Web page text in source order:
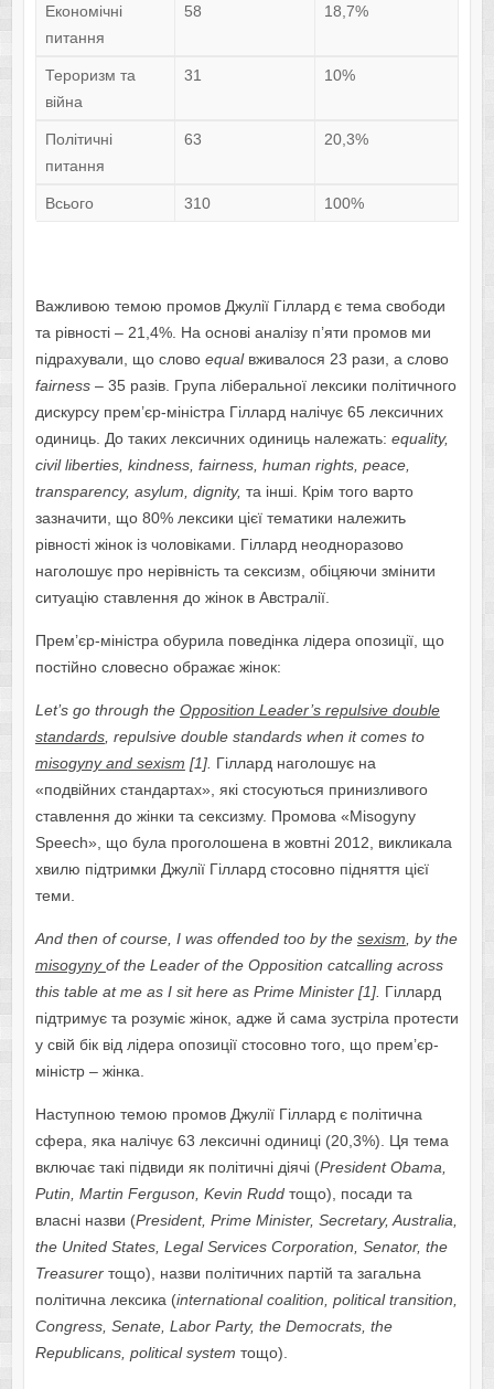
Економічні
питання
58 18,7%
Тероризм та
війна
31 10%
Політичні
питання
63 20,3%
Всього 310 100%
Важливою темою промов Джулії Гіллард є тема свободи
та рівності – 21,4%. На основі аналізу п’яти промов ми
підрахували, що слово equalвживалося 23 рази, а слово
fairness– 35 разів. Група ліберальної лексики політичного
дискурсу прем’єр-міністра Гіллард налічує 65 лексичних
одиниць. До таких лексичних одиниць належать: equality,
civil liberties, kindness, fairness, human rights, peace,
transparency, asylum, dignity, та інші. Крім того варто
зазначити, що 80% лексики цієї тематики належить
рівності жінок із чоловіками. Гіллард неодноразово
наголошує про нерівність та сексизм, обіцяючи змінити
ситуацію ставлення до жінок в Австралії.
Прем’єр-міністра обурила поведінка лідера опозиції, що
постійно словесно ображає жінок:
Let’s go through the Opposition Leader’s repulsive double
standards, repulsive double standards when it comes to
misogyny and sexism [1]. Гіллард наголошує на
«подвійних стандартах», які стосуються принизливого
ставлення до жінки та сексизму. Промова «Misogyny
Speech», що була проголошена в жовтні 2012, викликала
хвилю підтримки Джулії Гіллард стосовно підняття цієї
теми.
And then of course, I was offended too by the sexism, by the
misogynyof the Leader of the Opposition catcalling across
this table at me as I sit here as Prime Minister [1]. Гіллард
підтримує та розуміє жінок, адже й сама зустріла протести
у свій бік від лідера опозиції стосовно того, що прем’єр-
міністр – жінка.
Наступною темою промов Джулії Гіллард є політична
сфера, яка налічує 63 лексичні одиниці (20,3%). Ця тема
включає такі підвиди як політичні діячі (President Obama,
Putin, Martin Ferguson, Kevin Ruddтощо), посади та
власні назви (President, Prime Minister, Secretary, Australia,
the United States, Legal Services Corporation, Senator, the
Treasurerтощо), назви політичних партій та загальна
політична лексика (international coalition, political transition,
Congress, Senate, Labor Party, the Democrats, the
Republicans, political system тощо).